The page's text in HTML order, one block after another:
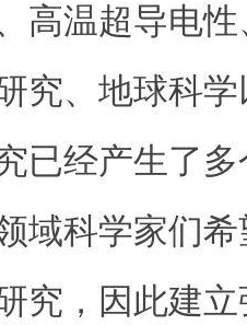
高温超导电
究、地球科
已经产生了
域科学家们
究，因此建